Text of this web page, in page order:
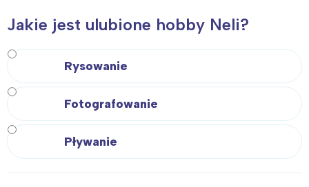
Jakie jest ulubione hobby Neli?
Rysowanie
Fotografowanie
Pływanie